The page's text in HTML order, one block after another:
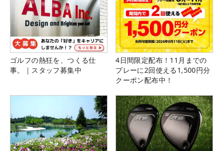
ゴルフの熱狂を、つくる仕
事。｜スタッフ募集中
4日間限定配布！11月までの
プレーに2回使える1,500円分
クーポン配布中！